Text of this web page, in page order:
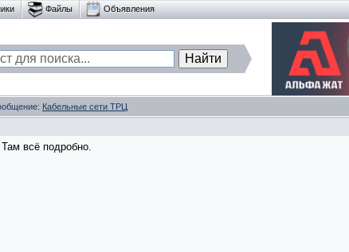
Файлы Объявления
Кабельные сети ТРЦ
всё подробно.